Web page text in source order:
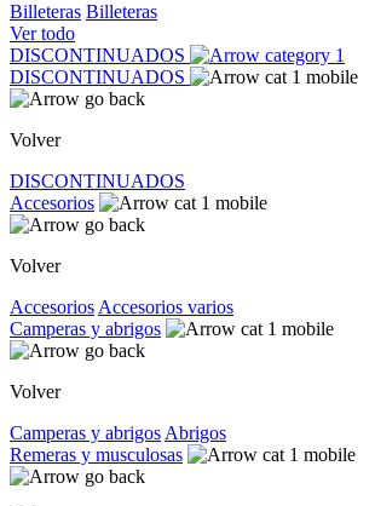
Billeteras Billeteras
Ver todo
DISCONTINUADOS
DISCONTINUADOS
Volver
DISCONTINUADOS
Accesorios
Volver
Accesorios Accesorios varios
Camperas y abrigos
Volver
Camperas y abrigos Abrigos
Remeras y musculosas